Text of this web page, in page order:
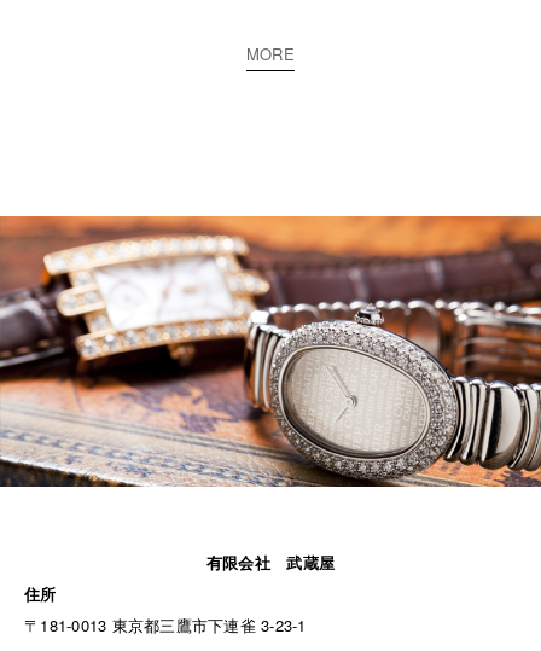
MORE
有限会社 武蔵屋
住所
〒181-0013 東京都三鷹市下連雀 3-23-1